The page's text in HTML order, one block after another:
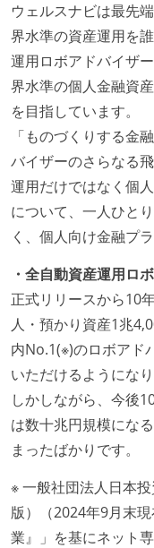
ウェルスナビは最先
界水準の資産運用を
運用ロボアドバイザ
界水準の個人金融資
を目指しています。
「ものづくりする金
バイザーのさらなる
運用だけではなく個
について、一人ひと
く、個人向け金融プ
・全自動資産運用ロ
正式リリースから10
人・預かり資産1兆
内No.1(※)のロボアド
いただけるようになり
しかしながら、今後
は数十兆円規模にな
まったばかりです。
※ 一般社団法人日本
版）（2024年9月末
業』」を基にネット